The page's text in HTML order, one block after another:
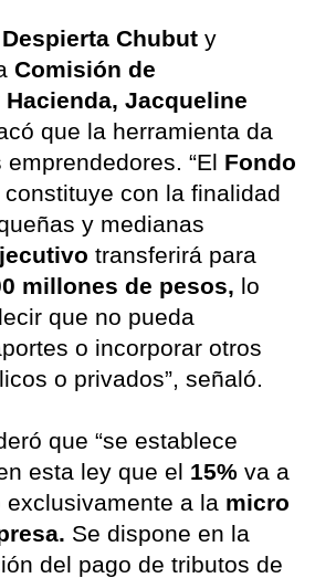
Despierta Chubut y
Comisión de
Jacqueline
que la herramienta da
“El Fondo
constituye con la finalidad
y medianas
transferirá para
millones de pesos, lo
que no pueda
o incorporar otros
o privados”, señaló.
que “se establece
esta ley que el 15% va a
a la micro
Se dispone en la
del pago de tributos de